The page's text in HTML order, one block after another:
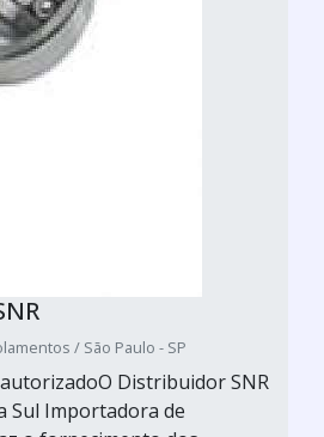
/ São Paulo - SP
Distribuidor SNR
Sul Importadora de